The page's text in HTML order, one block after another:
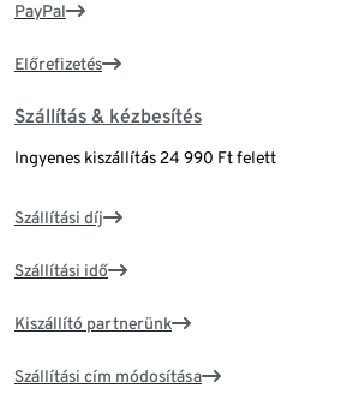
PayPal
Előrefizetés
Szállítás & kézbesítés
Ingyenes kiszállítás 24 990 Ft felett
Szállítási díj
Szállítási idő
Kiszállító partnerünk
Szállítási cím módosítása